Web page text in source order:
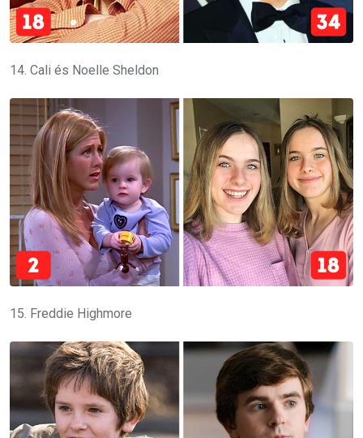
14. Cali és Noelle Sheldon
15. Freddie Highmore